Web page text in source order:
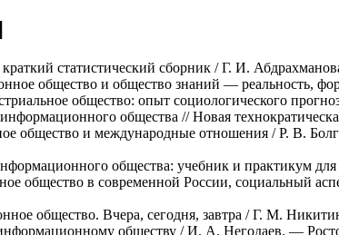
краткий статистический сборник / Г. И.
общество и общество знаний — реальность,
общество: опыт социологического
общества // Новая
общество и международные отношения / Р. В.
общества: учебник и практикум
общество в современной России, социальный
общество. Вчера, сегодня, завтра / Г. М.
обществу / И. А. Негодаев. —